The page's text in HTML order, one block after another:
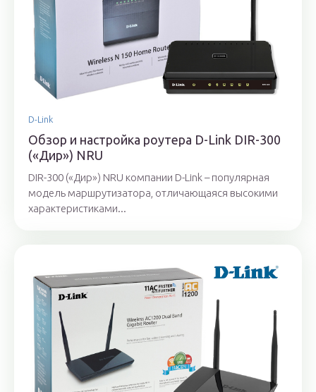
D-Link
Обзор и настройка роутера D-Link DIR-300
(«Дир») NRU
DIR-300 («Дир») NRU компании D-Link – популярная
модель маршрутизатора, отличающаяся высокими
характеристиками...